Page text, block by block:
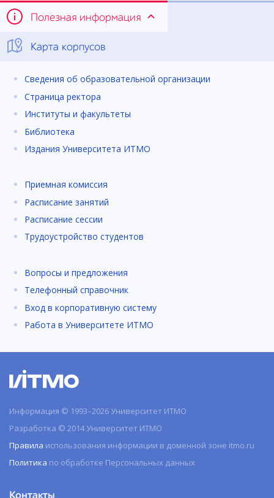
Полезная информация
Карта корпусов
Сведения об образовательной организации
Страница ректора
Институты и факультеты
Библиотека
Издания Университета ИТМО
Приемная комиссия
Расписание занятий
Расписание сессии
Трудоустройство студентов
Вопросы и предложения
Телефонный справочник
Вход в корпоративную систему
Работа в Университете ИТМО
Информация © 1993–2026 Университет ИТМО
Разработка © 2014 Университет ИТМО
Правила использования информации в доменной зоне itmo.ru
Политика по обработке Персональных данных
Контакты